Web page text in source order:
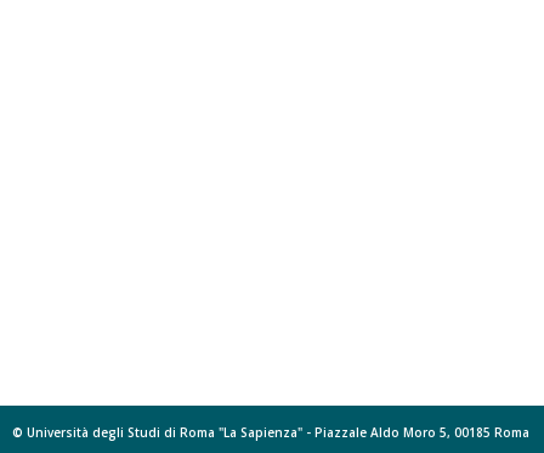
© Università degli Studi di Roma "La Sapienza" - Piazzale Aldo Moro 5, 00185 Roma